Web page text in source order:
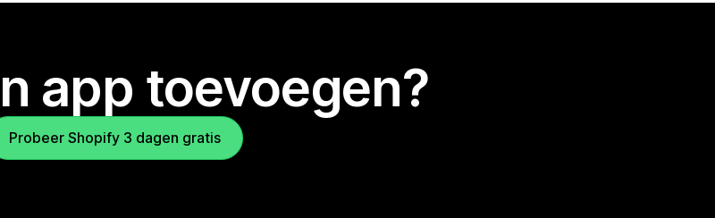
app toevoegen?
Probeer Shopify 3 dagen gratis